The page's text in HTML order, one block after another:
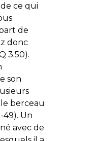
ce qui
de
donc
3.50).
son
le berceau
49). Un
avec de